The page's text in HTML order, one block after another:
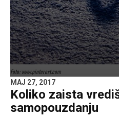
Foto: www.pinterest.com
MAJ 27, 2017
Koliko zaista
samopouzdanju